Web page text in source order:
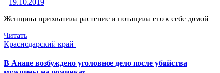
19.10.2019
Женщина прихватила растение и потащила его к себе домой
Читать
Краснодарский край
В Анапе возбуждено уголовное дело после убийства